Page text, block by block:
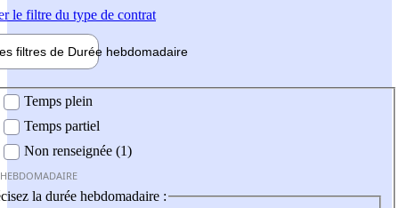
le filtre du type de contrat
filtres de Durée hebdomadaire
Temps plein
Temps partiel
Non renseignée (1)
la durée hebdomadaire :